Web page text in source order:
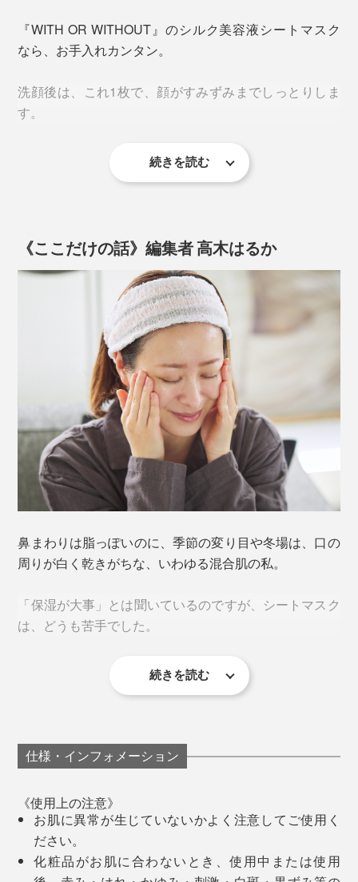
化粧水・美容液・乳液・クリームが一つになった、「美
洗顔後、このシートマスクを貼るだけで、お手入れ完
了。みずみずしいうるおいが、長く続きます。シルクの
『WITH OR WITHOUT』は、絹織物で知られる群馬・
（まゆけば・繭をつくるための足掛かりになる糸く
しかも、捨てる部分がほとんどない万能ぶり。
につくれるポリエステルやナイロンといった、化学繊維
の生産量は圧倒的です。
でも、化学繊維の製造は、石油や水の資源を大量に使う
し、CO2排出量も多い。
コロナ禍で、3歳になる子どもと過ごす時間が増えて、
ますます未来の環境を考えるようになりました。
国産シルクの復興を通じて、地球温暖化を止めたい」
『WITH OR WITHOUT』の高嶋耕太郎氏は、そう決意
を話します。
アパレル業界で経験を積んできた高嶋氏は、国産シルク
の危機と可能性に注目し、取締役を務めていた会社から
2021年6月に『WITH OR WITHOUT』を立ち上げて、大
人も子どもも使いやすいシルク石鹸から、国産シルク復
興の道を歩み始めました。
『WITH OR WITHOUT』のシルク美容液シートマスク
なら、お手入れカンタン。
洗顔後は、これ1枚で、顔がすみずみまでしっとりしま
す。
（1）マスクを取り出して、片面の保護シートをはがし
した面を、顔全体に密着させてください。
（3）外側に残った保護シートをはがしたら、そのまま
20分ほどおいて、マスクをはずしてください。
続きを読む
《ここだけの話》編集者 高木はるか
鼻まわりは脂っぽいのに、季節の変り目や冬場は、口の
周りが白く乾きがちな、いわゆる混合肌の私。
「保湿が大事」とは聞いているのですが、シートマスク
は、どうも苦手でした。
いつまで続くの？と思うほど、ベタベタした感触が、顔
と苦労。どうにもイライラしてしまうのです（笑）
た。
続きを読む
仕様・インフォメーション
《使用上の注意》
お肌に異常が生じていないかよく注意してご使用く
ださい。
化粧品がお肌に合わないとき、使用中または使用